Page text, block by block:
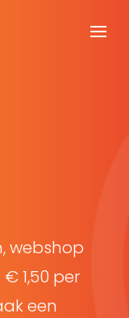
webshop
1,50 per
een